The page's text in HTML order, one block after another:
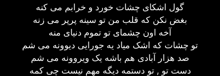
گول اشکای چشات خورد و خرابم می کنه
بغض نکن که قلب من تو سینه پرپر می زنه
آخه اون چشمای تو تموم دنیای منه
تو چشات که اشک میاد یه جورایی دیوونه می شم
صد هزار آبادی هم باشه یک ویروونه می شم
دست تو , تو دستمه دیگه مهم نیست چی کمه